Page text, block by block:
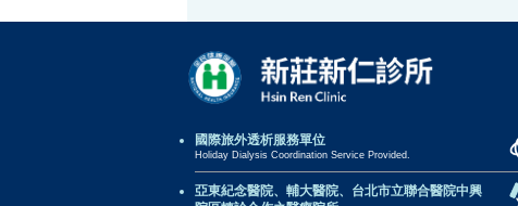
國際旅外透析服務單位
Holiday Dialysis Coordination Service Provided.
亞東紀念醫院、輔大醫院、台北市立聯合醫院中興